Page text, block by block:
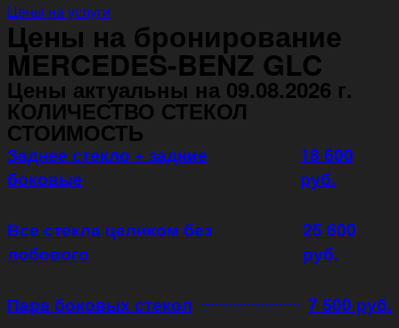
Цены на услуги
Цены на бронирование
MERCEDES-BENZ GLC
Цены актуальны на 09.08.2026 г.
КОЛИЧЕСТВО СТЕКОЛ
СТОИМОСТЬ
Заднее стекло + задние
боковые
18 600
руб.
Все стекла целиком без
лобового
25 600
руб.
Пара боковых стекол 7 500 руб.